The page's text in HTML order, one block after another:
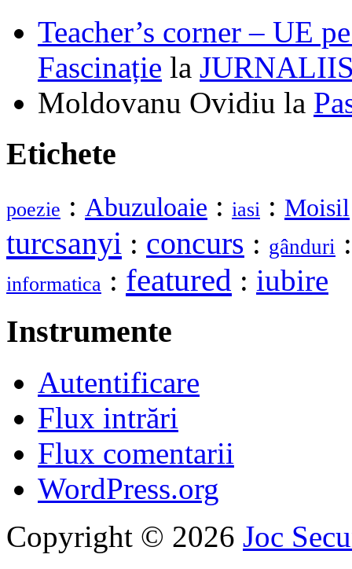
Teacher’s corner – UE
Fascinație la
Moldovanu Ovidiu la
Etichete
poezie : Abuzuloaie : iasi : Moisil
turcsanyi : concurs : gânduri
informatica : featured : iubire
Instrumente
Autentificare
Flux intrări
Flux comentarii
WordPress.org
Copyright © 2026 Joc